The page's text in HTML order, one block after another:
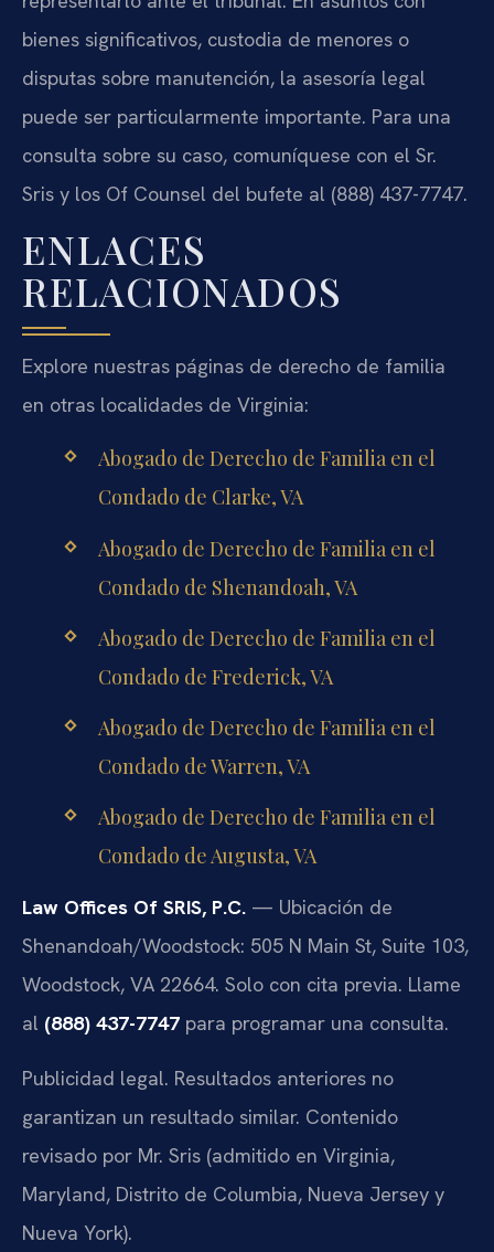
bienes significativos, custodia de menores o
disputas sobre manutención, la asesoría legal
puede ser particularmente importante. Para una
consulta sobre su caso, comuníquese con el Sr.
Sris y los Of Counsel del bufete al (888) 437-7747.
ENLACES
RELACIONADOS
Explore nuestras páginas de derecho de familia
en otras localidades de Virginia:
Abogado de Derecho de Familia en el
Condado de Clarke, VA
Abogado de Derecho de Familia en el
Condado de Shenandoah, VA
Abogado de Derecho de Familia en el
Condado de Frederick, VA
Abogado de Derecho de Familia en el
Condado de Warren, VA
Abogado de Derecho de Familia en el
Condado de Augusta, VA
Law Offices Of SRIS, P.C. — Ubicación de
Shenandoah/Woodstock: 505 N Main St, Suite 103,
Woodstock, VA 22664. Solo con cita previa. Llame
al (888) 437-7747 para programar una consulta.
Publicidad legal. Resultados anteriores no
garantizan un resultado similar. Contenido
revisado por Mr. Sris (admitido en Virginia,
Maryland, Distrito de Columbia, Nueva Jersey y
Nueva York).